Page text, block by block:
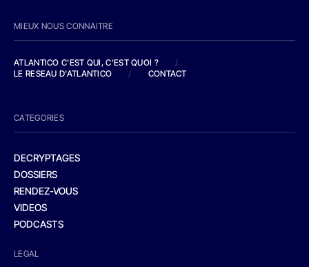
MIEUX NOUS CONNAITRE
ATLANTICO C'EST QUI, C'EST QUOI ?
/
LE RESEAU D'ATLANTICO
/ CONTACT
CATEGORIES
DECRYPTAGES
DOSSIERS
RENDEZ-VOUS
VIDEOS
PODCASTS
LEGAL